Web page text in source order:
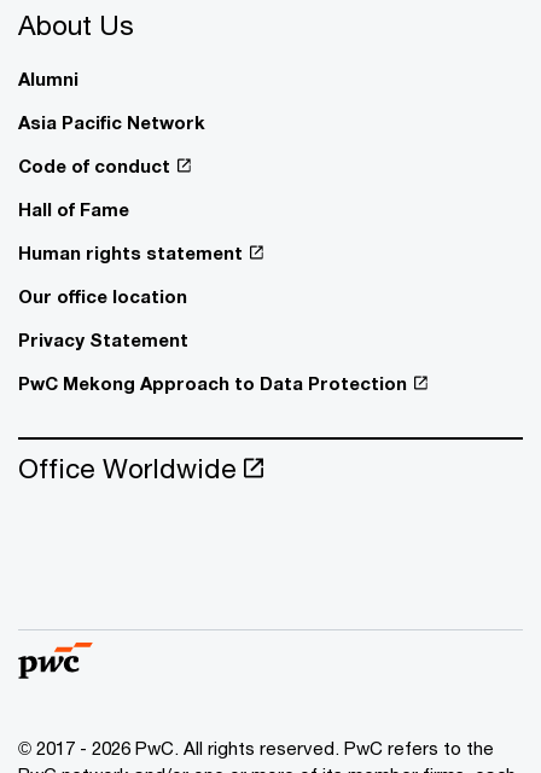
About Us
Alumni
Asia Pacific Network
Code of conduct
Hall of Fame
Human rights statement
Our office location
Privacy Statement
PwC Mekong Approach to Data Protection
Office Worldwide
© 2017 - 2026 PwC. All rights reserved. PwC refers to the